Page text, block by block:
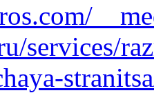
services/